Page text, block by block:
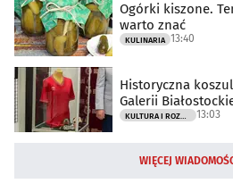
Ogórki kiszone.
warto znać
KULINARIA 13:40
Historyczna
Galerii
KULTURA I ROZRYWKA 13:03
WIĘCEJ